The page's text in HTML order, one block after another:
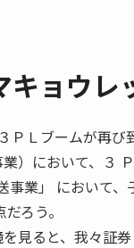
ョウレ
Ｌブームが再び
）において、３
事業」 において
ろう。
見ると、我々証